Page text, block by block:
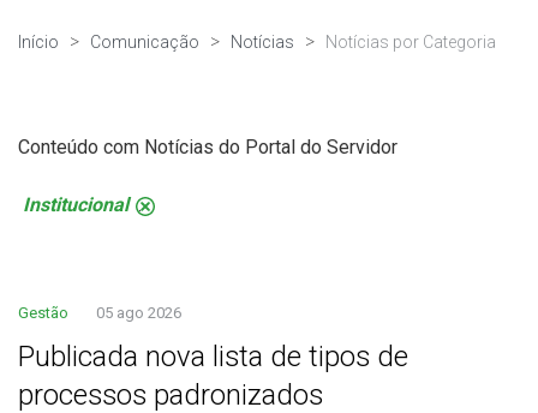
Início Comunicação Notícias Notícias por Categoria
Conteúdo com Notícias do Portal do Servidor
Institucional .
Gestão 05 ago 2026
Publicada nova lista de tipos de
processos padronizados